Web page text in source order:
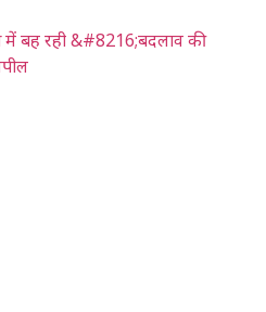
बह रही &#8216;बदलाव की